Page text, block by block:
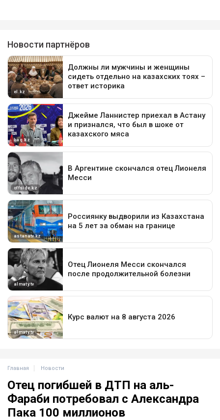
Главная Новости
Отец погибшей в ДТП на аль-
Фараби потребовал с Александра
Пака 100 миллионов